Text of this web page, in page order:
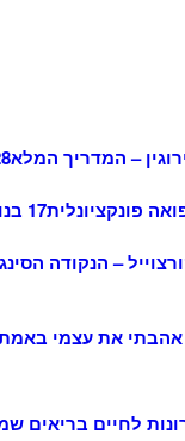
– המדריך המלא28
פונקציונלית17 בנובמבר 2016 - 04:05
– הנקודה
את עצמי